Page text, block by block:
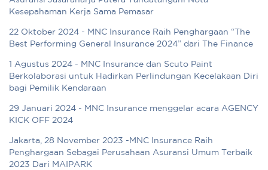
Kesepahaman Kerja Sama Pemasar
22 Oktober 2024 - MNC Insurance Raih Penghargaan “The
Best Performing General Insurance 2024” dari The Finance
1 Agustus 2024 - MNC Insurance dan Scuto Paint
Berkolaborasi untuk Hadirkan Perlindungan Kecelakaan Diri
bagi Pemilik Kendaraan
29 Januari 2024 - MNC Insurance menggelar acara AGENCY
KICK OFF 2024
Jakarta, 28 November 2023 -MNC Insurance Raih
Penghargaan Sebagai Perusahaan Asuransi Umum Terbaik
2023 Dari MAIPARK